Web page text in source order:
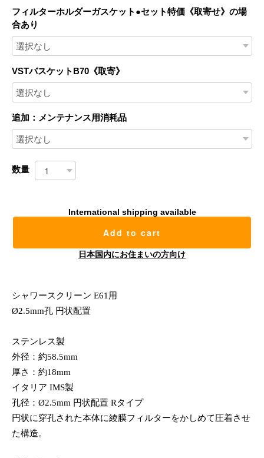
フィルターホルダーガスケット●セット特価《取寄せ》の場
合あり
VSTバスケットB70《取寄》
追加：メンテナンス用消耗品
数量
International shipping available
Add to cart
日本国内にお住まいの方向け
シャワースクリーン E61用
Ø2.5mm孔 円状配置
ステンレス製
外径：約58.5mm
厚さ：約18mm
イタリア IMS製
孔径：Ø2.5mm 円状配置 Rタイプ
円状に穿孔された本体に綾膜フィルターをかしめて圧着させ
た構造。